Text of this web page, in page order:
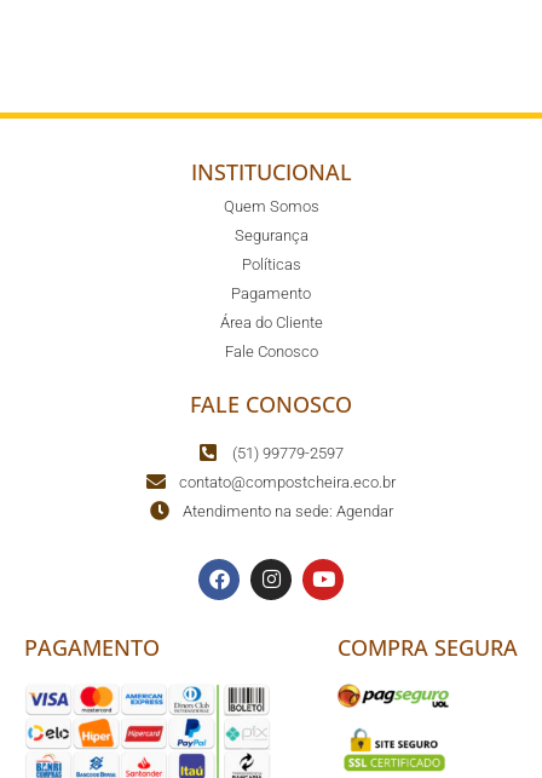
INSTITUCIONAL
Quem Somos
Segurança
Políticas
Pagamento
Área do Cliente
Fale Conosco
FALE CONOSCO
(51) 99779-2597
contato@compostcheira.eco.br
Atendimento na sede: Agendar
PAGAMENTO COMPRA SEGURA